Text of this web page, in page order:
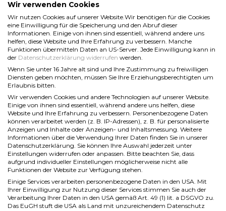
COOKIE RICHTLINIE
Wir verwenden Cookies
Wir nutzen Cookies auf unserer Website.Wir benötigen für die Cookies
eine Einwilligung für die Speicherung und den Abruf dieser
Informationen. Einige von ihnen sind essentiell, während andere uns
helfen, diese Website und Ihre Erfahrung zu verbessern. Manche
Funktionen übermitteln Daten an US-Server. Jede Einwilligung kann in
der Datenschutzerklärung widerrufen werden.
Wenn Sie unter 16 Jahre alt sind und Ihre Zustimmung zu freiwilligen
Diensten geben möchten, müssen Sie Ihre Erziehungsberechtigten um
Erlaubnis bitten.
Wir verwenden Cookies und andere Technologien auf unserer Website.
Einige von ihnen sind essentiell, während andere uns helfen, diese
Website und Ihre Erfahrung zu verbessern. Personenbezogene Daten
können verarbeitet werden (z. B. IP-Adressen), z. B. für personalisierte
Anzeigen und Inhalte oder Anzeigen- und Inhaltsmessung. Weitere
Informationen über die Verwendung Ihrer Daten finden Sie in unserer
Datenschutzerklärung. Sie können Ihre Auswahl jederzeit unter
Einstellungen widerrufen oder anpassen. Bitte beachten Sie, dass
aufgrund individueller Einstellungen möglicherweise nicht alle
Funktionen der Website zur Verfügung stehen.
Einige Services verarbeiten personenbezogene Daten in den USA. Mit
Ihrer Einwilligung zur Nutzung dieser Services stimmen Sie auch der
Verarbeitung Ihrer Daten in den USA gemäß Art. 49 (1) lit. a DSGVO zu.
Das EuGH stuft die USA als Land mit unzureichendem Datenschutz